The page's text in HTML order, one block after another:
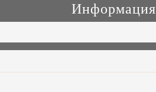
Информация